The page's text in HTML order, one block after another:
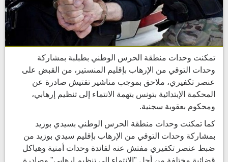
تمكنت وحدات منطقة الحرس الوطني بطبلبة بمشاركة
وحدات التوقي من الإرهاب بإقليم المنستير، من القبض على
عنصر تكفيري، ملاحق بموجب مناشير تفتيش صادرة عن
المحكمة الإبتدائية بتونس بتهمة الانتماء إلى تنظيم إرهابي،
ومحكوم بعقوبة سجنية.
كما تمكنت وحدات منطقة الحرس الوطني بسيدي بوزيد
بمشاركة وحدات التوقي من الإرهاب بإقليم سيدي بوزيد من
ضبط عنصر تكفيري مفتش عنه لفائدة وحدات أمنية وهياكل
قضائية مختلفة من أجل "الانتماء إلى تنظيم إرهابي" وصادرة